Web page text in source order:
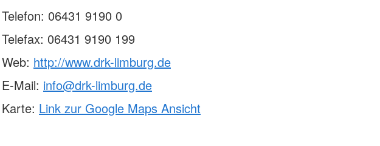
Telefon: 06431 9190 0
Telefax: 06431 9190 199
Web: http://www.drk-limburg.de
E-Mail: info@drk-limburg.de
Karte: Link zur Google Maps Ansicht